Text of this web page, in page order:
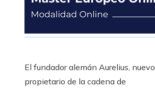
El fundador alemán Aurelius, nuevo
propietario de la cadena de